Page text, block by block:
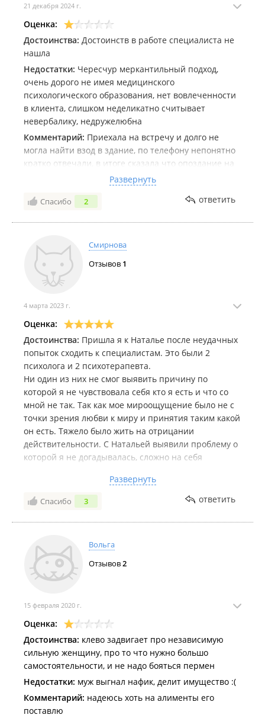
21 декабря 2024 г.
Оценка:
Достоинства: Достоинств в работе специалиста не
нашла
Недостатки: Чересчур меркантильный подход,
очень дорого не имея медицинского
психологического образования, нет вовлеченности
в клиента, слишком неделикатно считывает
невербалику, недружелюбна
Комментарий: Приехала на встречу и долго не
могла найти взод в здание, по телефону непонятно
кратко отвечали, в итоге сказала что опоздание на
20 минут это моя проблема, а нее, хотя никаких
вывесок, странное промышленное помещение без
парковки. Далее, холодный недружелюбный взгляд,
же трудно и некомфортно было открываться
человеку с таким отнешением к моей проблеме,
которая была чрезвычайно деликатная. Вообще
очень пожалела потреченного времени и немалых
высшим медицинским образованием, а не давать на
себе наживаться всем подряд.
Развернуть
Спасибо 2 ответить
Смирнова
Отзывов 1
4 марта 2023 г.
Оценка:
Достоинства: Пришла я к Наталье после неудачных
попыток сходить к специалистам. Это были 2
психолога и 2 психотерапевта.
Ни один из них не смог выявить причину по
которой я не чувствовала себя кто я есть и что со
мной не так. Так как мое мироощущение было не с
точки зрения любви к миру и принятия таким какой
он есть. Тяжело было жить на отрицании
действительности. С Натальей выявили проблему о
которой я не догадывалась, сложно на себя
так. Уже на первом сеансе узнали в чем причина
моих негативных мыслей от которых жизнь идет не
по своему пути. После прохождения курса
психотерапии, поменяла мышление. Теперь есть и
растеряться из за собственных эмоций. И наконец я
знаю к кому обращаться за психологической
помощью.
Развернуть
Спасибо 3 ответить
Вольга
Отзывов2
15 февраля 2020 г.
Оценка:
Достоинства: клево задвигает про независимую
сильную женщину, про то что нужно большо
самостоятельности, и не надо бояться пермен
Недостатки: муж выгнал нафик, делит имущество :(
Комментарий: надеюсь хоть на алименты его
поставлю